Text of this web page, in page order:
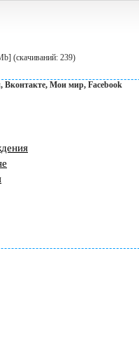
(cкачиваний: 239)
Вконтакте, Мои мир, Facebook